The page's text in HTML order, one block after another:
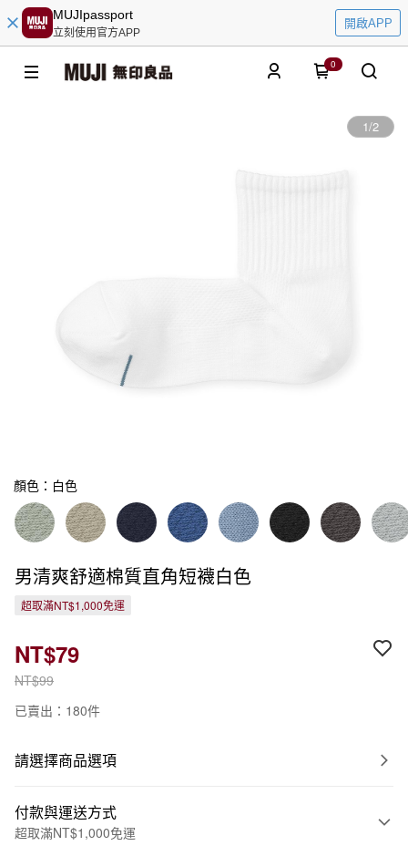
MUJIpassport
立刻使用官方APP
開啟APP
0
1/2
顏色：白色
男清爽舒適棉質直角短襪白色
超取滿NT$1,000免運
NT$99
NT$79
已賣出：180件
請選擇商品選項
付款與運送方式
超取滿NT$1,000免運